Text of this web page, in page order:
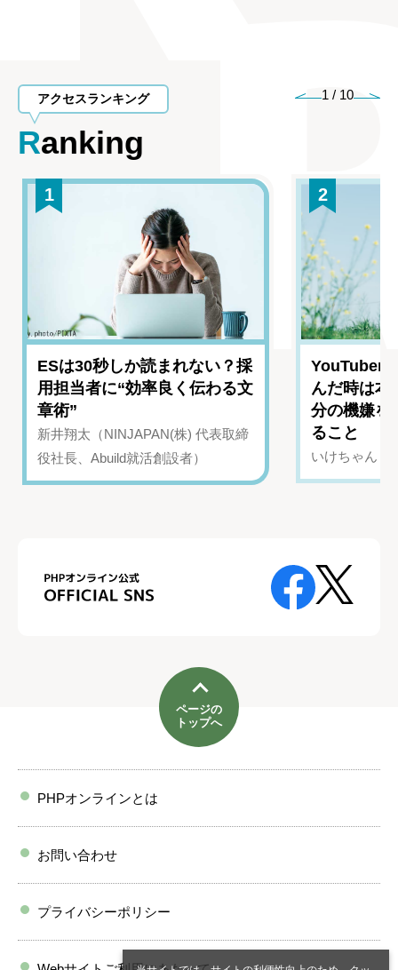
アクセスランキング
Ranking
1 / 10
1
ESは30秒しか読まれない？採
用担当者に“効率良く伝わる文
章術”
新井翔太（NINJAPAN(株) 代表取締
役社長、Abuild就活創設者）
2
YouTuber
んだ時は
分の機嫌を
ること
いけちゃん（
ページの
トップへ
PHPオンラインとは
お問い合わせ
プライバシーポリシー